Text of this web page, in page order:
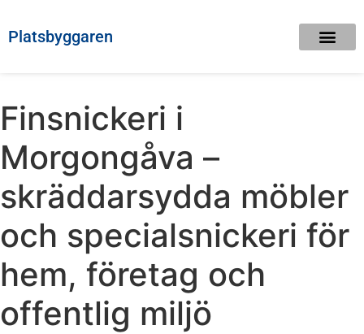
Platsbyggaren
Finsnickeri i
Morgongåva –
skräddarsydda möbler
och specialsnickeri för
hem, företag och
offentlig miljö